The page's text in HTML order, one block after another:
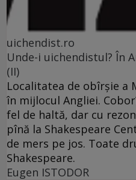
uichendist.ro
Unde-i uichendistul? În
(II)
Localitatea de obîrşie a
în mijlocul Angliei.
fel de haltă, dar cu
pînă la Shakespeare
de mers pe jos. Toate
Shakespeare.
Eugen ISTODOR